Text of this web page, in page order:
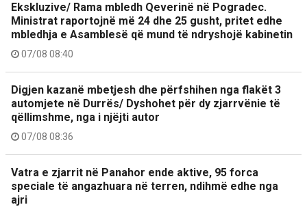
Ekskluzive/ Rama mbledh Qeverinë në Pogradec.
Ministrat raportojnë më 24 dhe 25 gusht, pritet edhe
mbledhja e Asamblesë që mund të ndryshojë kabinetin
07/08 08:40
Digjen kazanë mbetjesh dhe përfshihen nga flakët 3
automjete në Durrës/ Dyshohet për dy zjarrvënie të
qëllimshme, nga i njëjti autor
07/08 08:36
Vatra e zjarrit në Panahor ende aktive, 95 forca
speciale të angazhuara në terren, ndihmë edhe nga
ajri